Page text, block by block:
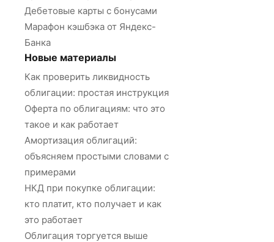
Дебетовые карты с бонусами
Марафон кэшбэка от Яндекс-
Банка
Новые материалы
Как проверить ликвидность
облигации: простая инструкция
Оферта по облигациям: что это
такое и как работает
Амортизация облигаций:
объясняем простыми словами с
примерами
НКД при покупке облигации:
кто платит, кто получает и как
это работает
Облигация торгуется выше